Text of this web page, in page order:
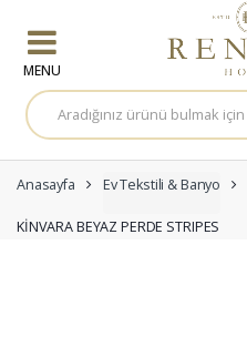
A
r
a
a
:
Anasayfa Ev Tekstili & Banyo
KİNVARA BEYAZ PERDE STRIPES